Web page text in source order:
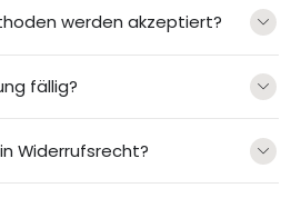
werden akzeptiert?
fällig?
Widerrufsrecht?